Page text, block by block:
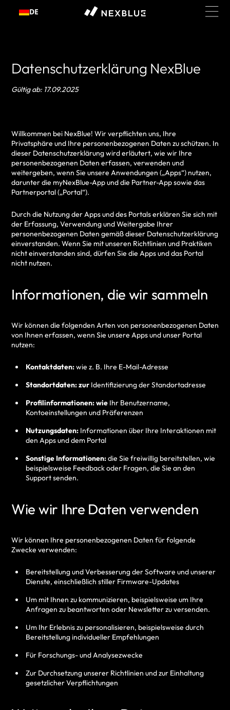
InhaltDE
Datenschutzerklärung NexBlue
Gültig ab: 17.09.2025
Willkommen bei NexBlue! Wir verpflichten uns, Ihre
Privatsphäre und Ihre personenbezogenen Daten zu schützen. In
dieser Datenschutzerklärung wird erläutert, wie wir Ihre
personenbezogenen Daten erfassen, verwenden und
weitergeben, wenn Sie unsere Anwendungen („Apps“) nutzen,
darunter die myNexBlue-App und die Partner-App sowie das
Partnerportal („Portal“).
Durch die Nutzung der Apps und des Portals erklären Sie sich mit
der Erfassung, Verwendung und Weitergabe Ihrer
personenbezogenen Daten gemäß dieser Datenschutzerklärung
einverstanden. Wenn Sie mit unseren Richtlinien und Praktiken
nicht einverstanden sind, dürfen Sie die Apps und das Portal
nicht nutzen.
Informationen, die wir sammeln
Wir können die folgenden Arten von personenbezogenen Daten
von Ihnen erfassen, wenn Sie unsere Apps und unser Portal
nutzen:
Kontaktdaten:wie z. B. Ihre E-Mail-Adresse
Standortdaten: zur Identifizierung der Standortadresse
Profilinformationen: wie Ihr Benutzername,
Kontoeinstellungen und Präferenzen
Nutzungsdaten: Informationen über Ihre Interaktionen mit
den Apps und dem Portal
Sonstige Informationen:die Sie freiwillig bereitstellen, wie
beispielsweise Feedback oder Fragen, die Sie an den
Support senden.
Wie wir Ihre Daten verwenden
Wir können Ihre personenbezogenen Daten für folgende
Zwecke verwenden:
Bereitstellung und Verbesserung der Software und unserer
Dienste, einschließlich stiller Firmware-Updates
Um mit Ihnen zu kommunizieren, beispielsweise um Ihre
Anfragen zu beantworten oder Newsletter zu versenden.
Um Ihr Erlebnis zu personalisieren, beispielsweise durch
Bereitstellung individueller Empfehlungen
Für Forschungs- und Analysezwecke
Zur Durchsetzung unserer Richtlinien und zur Einhaltung
gesetzlicher Verpflichtungen